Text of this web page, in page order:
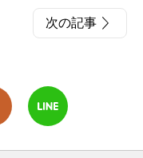
次の記事